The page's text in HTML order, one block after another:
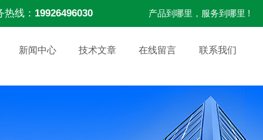
热线： 19926496030 产品到哪里，服务到哪里 !
新闻中心 技术文章 在线留言 联系我们